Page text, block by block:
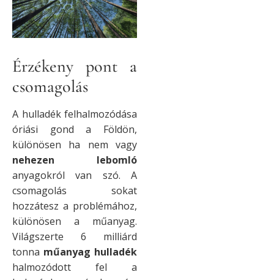
Érzékeny pont a
csomagolás
A hulladék felhalmozódása
óriási gond a Földön,
különösen ha nem vagy
nehezen lebomló
anyagokról van szó. A
csomagolás sokat
hozzátesz a problémához,
különösen a műanyag.
Világszerte 6 milliárd
tonna műanyag hulladék
halmozódott fel a